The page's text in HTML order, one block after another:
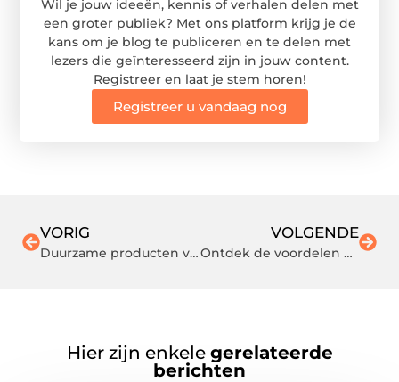
Wil je jouw ideeën, kennis of verhalen delen met
een groter publiek? Met ons platform krijg je de
kans om je blog te publiceren en te delen met
lezers die geïnteresseerd zijn in jouw content.
Registreer en laat je stem horen!
Registreer u vandaag nog
VORIG
Duurzame producten van Paper & Boo
VOLGENDE
Ontdek de voordelen van een inbouw gashaard of een MCZ pelletkachel
Hier zijn enkele gerelateerde
berichten